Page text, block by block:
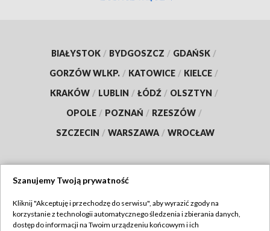
BIAŁYSTOK / BYDGOSZCZ / GDAŃSK /
GORZÓW WLKP. / KATOWICE / KIELCE /
KRAKÓW / LUBLIN / ŁÓDŹ / OLSZTYN /
OPOLE / POZNAŃ / RZESZÓW /
SZCZECIN / WARSZAWA / WROCŁAW
TVP
Szanujemy Twoją prywatność
Kliknij "Akceptuję i przechodzę do serwisu", aby wyrazić zgody na
korzystanie z technologii automatycznego śledzenia i zbierania danych,
dostęp do informacji na Twoim urządzeniu końcowym i ich